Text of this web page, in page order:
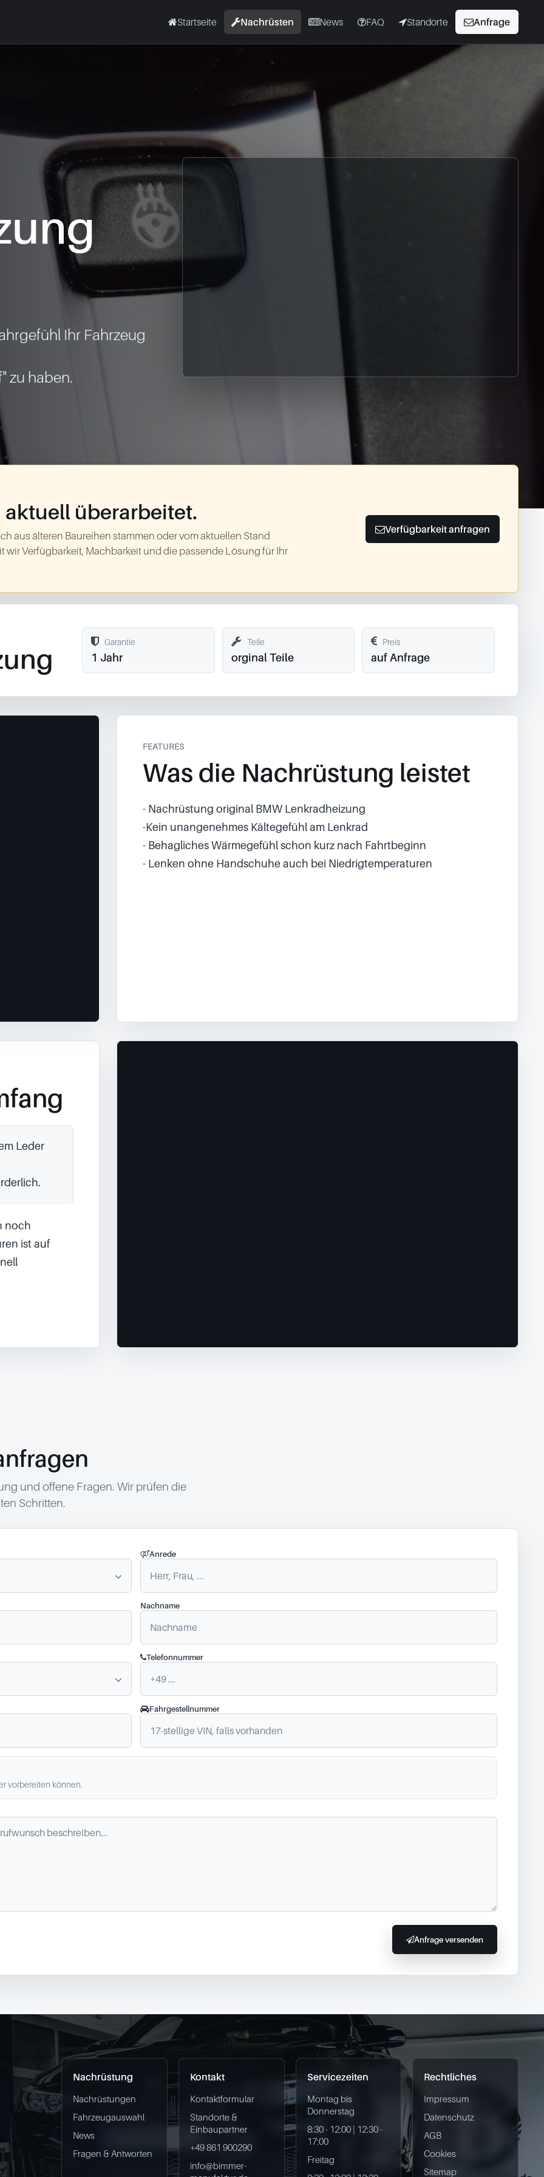
Startseite Nachrüsten News FAQ Standorte Anfrage
Ihr Fahrzeug
überarbeitet.
aus älteren Baureihen stammen oder vom aktuellen Stand
wir Verfügbarkeit, Machbarkeit und die passende Lösung für Ihr
Verfügbarkeit anfragen
Garantie
1 Jahr
Teile
orginal Teile
Preis
auf Anfrage
FEATURES
Was die Nachrüstung leistet
- Nachrüstung original BMW Lenkradheizung
-Kein unangenehmes Kältegefühl am Lenkrad
- Behagliches Wärmegefühl schon kurz nach Fahrtbeginn
- Lenken ohne Handschuhe auch bei Niedrigtemperaturen
Leder
noch
ist auf
und offene Fragen. Wir prüfen die
Schritten.
Anrede
Nachname
Telefonnummer
Fahrgestellnummer
vorbereiten können.
Anfrage versenden
Nachrüstung
Nachrüstungen
Fahrzeugauswahl
News
Fragen & Antworten
Kontakt
Kontaktformular
Standorte &
Einbaupartner
+49 861 900290
info@bimmer-
Servicezeiten
Montag bis
Donnerstag
8:30 - 12:00 | 12:30 -
17:00
Freitag
Rechtliches
Impressum
Datenschutz
AGB
Cookies
Sitemap